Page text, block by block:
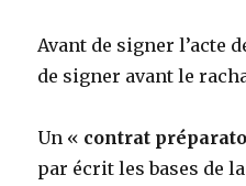
Avant de signer l’acte
de signer avant le
Un « contrat
par écrit les bases de